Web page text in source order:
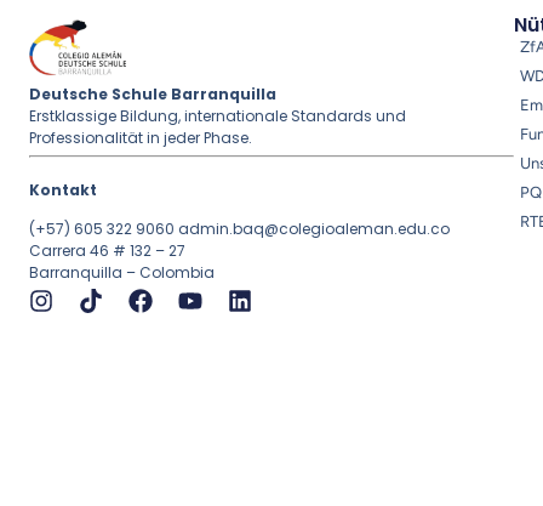
Deutsche Schule Barranquilla
Erstklassige Bildung, internationale Standards und
Professionalität in jeder Phase.
Kontakt
(+57) 605 322 9060 admin.baq@colegioaleman.edu.co
Carrera 46 # 132 – 27
Barranquilla – Colombia